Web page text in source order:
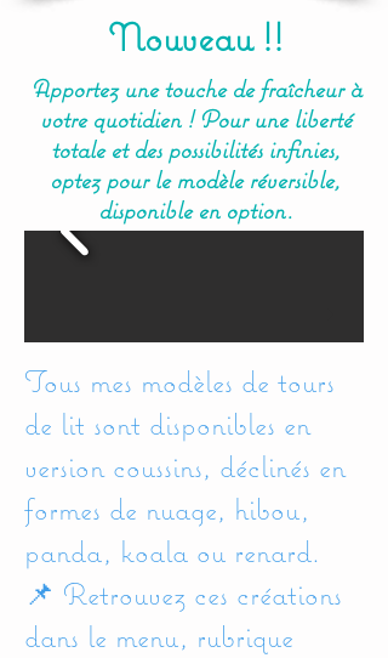
Nouveau !!
Apportez une touche de fraîcheur à
votre quotidien ! Pour une liberté
totale et des possibilités infinies,
optez pour le modèle réversible,
disponible en option.
Tous mes modèles de tours
de lit sont disponibles en
version coussins, déclinés en
formes de nuage, hibou,
panda, koala ou renard.
📌 Retrouvez ces créations
dans le menu, rubrique